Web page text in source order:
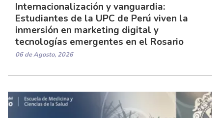
Internacionalización y vanguardia:
Estudiantes de la UPC de Perú viven la
inmersión en marketing digital y
tecnologías emergentes en el Rosario
06 de Agosto, 2026